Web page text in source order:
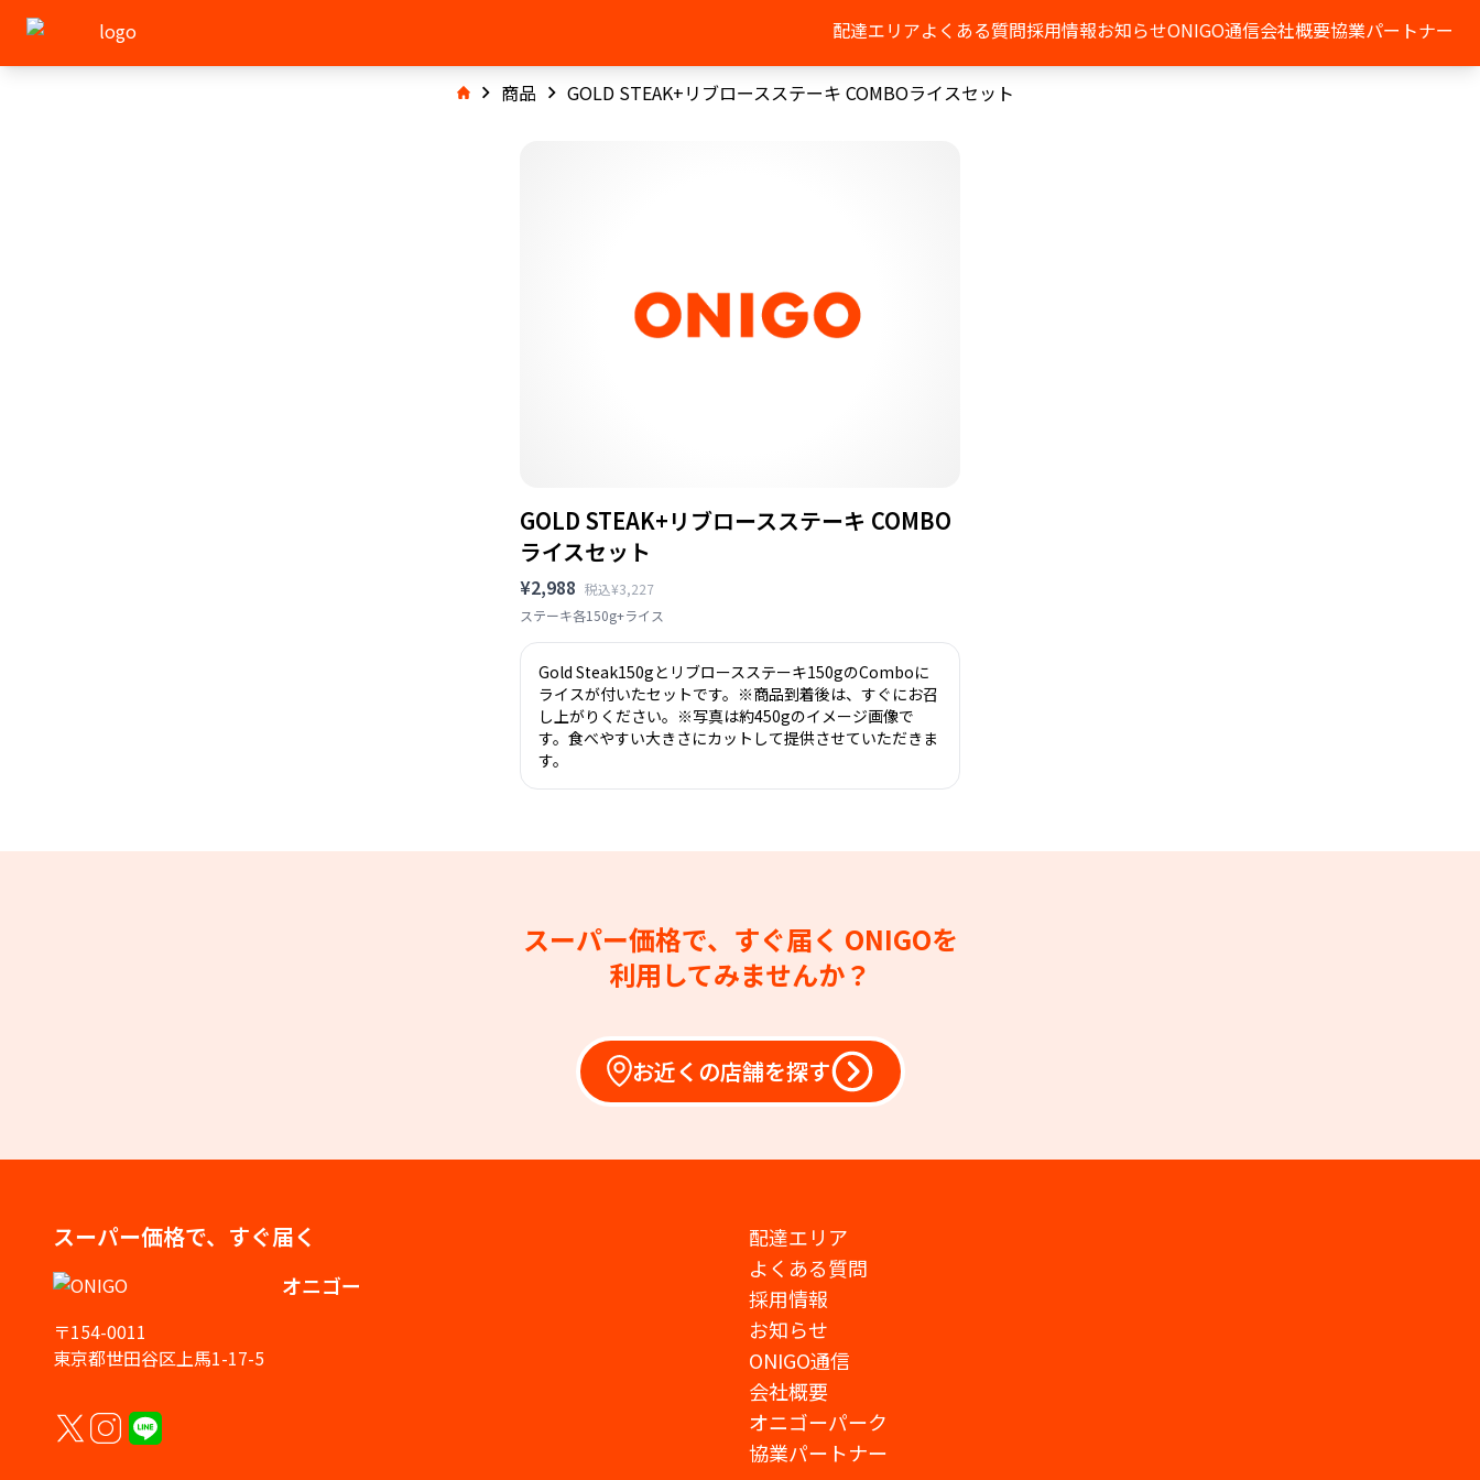
配達エリアよくある質問採用情報お知らせONIGO通信会社概要協業パートナー
商品 GOLD STEAK+リブロースステーキ COMBOライスセット
GOLD STEAK+リブロースステーキ COMBO
ライスセット
¥2,988 税込¥3,227
ステーキ各150g+ライス
Gold Steak150gとリブロースステーキ150gのComboに
ライスが付いたセットです。※商品到着後は、すぐにお召
し上がりください。※写真は約450gのイメージ画像で
す。食べやすい大きさにカットして提供させていただきま
す。
スーパー価格で、すぐ届く ONIGOを
利用してみませんか？
お近くの店舗を探す
スーパー価格で、すぐ届く
オニゴー
〒154-0011
東京都世田谷区上馬1-17-5
配達エリア
よくある質問
採用情報
お知らせ
ONIGO通信
会社概要
オニゴーパーク
協業パートナー